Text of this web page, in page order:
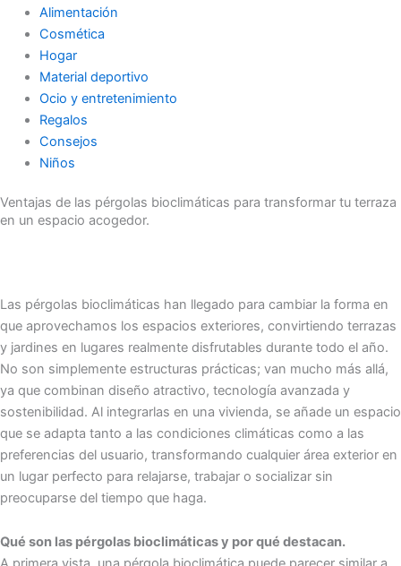
Alimentación
Cosmética
Hogar
Material deportivo
Ocio y entretenimiento
Regalos
Consejos
Niños
Ventajas de las pérgolas bioclimáticas para transformar tu terraza
en un espacio acogedor.
Las pérgolas bioclimáticas han llegado para cambiar la forma en
que aprovechamos los espacios exteriores, convirtiendo terrazas
y jardines en lugares realmente disfrutables durante todo el año.
No son simplemente estructuras prácticas; van mucho más allá,
ya que combinan diseño atractivo, tecnología avanzada y
sostenibilidad. Al integrarlas en una vivienda, se añade un espacio
que se adapta tanto a las condiciones climáticas como a las
preferencias del usuario, transformando cualquier área exterior en
un lugar perfecto para relajarse, trabajar o socializar sin
preocuparse del tiempo que haga.
Qué son las pérgolas bioclimáticas y por qué destacan.